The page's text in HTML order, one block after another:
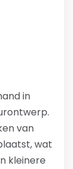
in
van
wat
kleinere